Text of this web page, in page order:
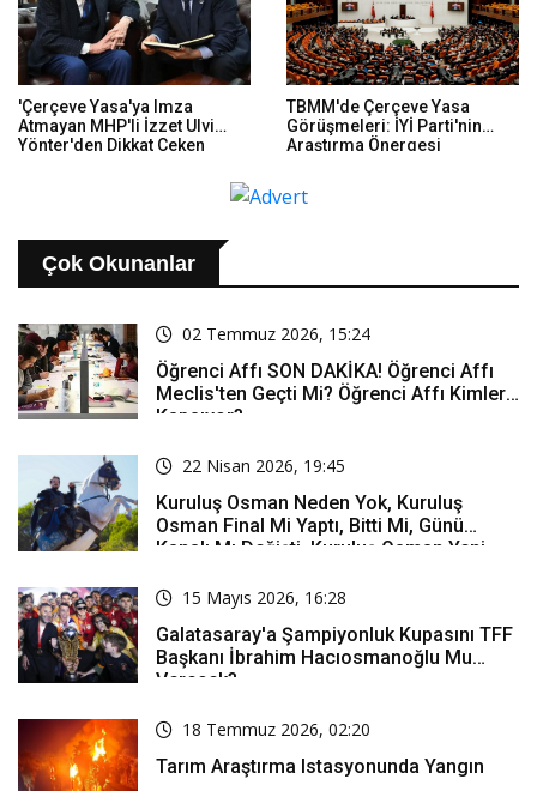
'Çerçeve Yasa'ya Imza
Atmayan MHP'li İzzet Ulvi
Yönter'den Dikkat Çeken
TBMM'de Çerçeve Yasa
Görüşmeleri: İYİ Parti'nin
Araştırma Önergesi
Çok Okunanlar
02 Temmuz 2026, 15:24
Öğrenci Affı SON DAKİKA! Öğrenci Affı
Meclis'ten Geçti Mi? Öğrenci Affı Kimleri
Kapsıyor?
22 Nisan 2026, 19:45
Kuruluş Osman Neden Yok, Kuruluş
Osman Final Mi Yaptı, Bitti Mi, Günü
Kanalı Mı Değişti, Kuruluş Osman Yeni
15 Mayıs 2026, 16:28
Galatasaray'a Şampiyonluk Kupasını TFF
Başkanı İbrahim Hacıosmanoğlu Mu
Verecek?
18 Temmuz 2026, 02:20
Tarım Araştırma Istasyonunda Yangın